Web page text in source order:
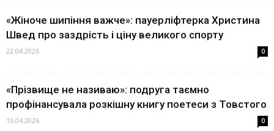
«Жіноче шипіння важче»: пауерліфтерка Христина
Швед про заздрість і ціну великого спорту
22.04.2026 0
«Прізвище не називаю»: подруга таємно
профінансувала розкішну книгу поетеси з Товстого
15.04.2026 0